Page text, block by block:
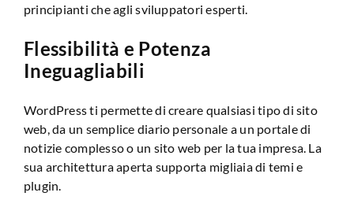
principianti che agli sviluppatori esperti.
Flessibilità e Potenza
Ineguagliabili
WordPress ti permette di creare qualsiasi tipo di sito
web, da un semplice diario personale a un portale di
notizie complesso o un sito web per la tua impresa. La
sua architettura aperta supporta migliaia di temi e
plugin.